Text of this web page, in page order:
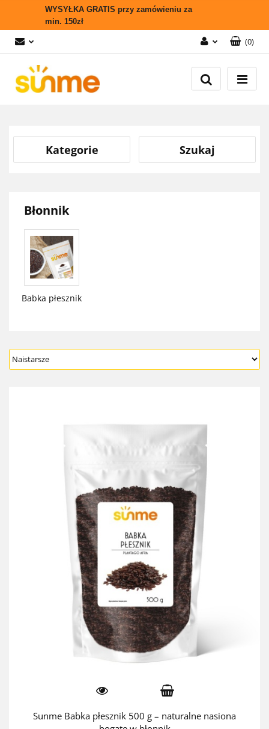
WYSYŁKA GRATIS przy zamówieniu za
min. 150zł
Zaloguj się
Zarejestruj się
(0)
Kategorie Szukaj
Błonnik
Babka płesznik
Sunme Babka płesznik 500 g – naturalne nasiona